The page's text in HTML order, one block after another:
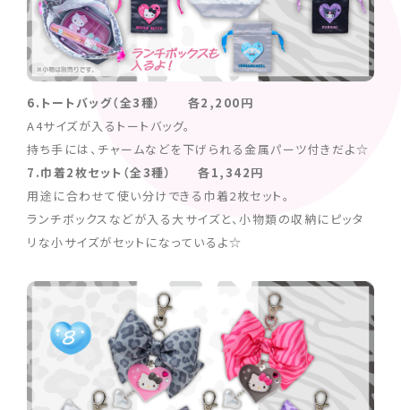
6.トートバッグ（全3種） 各2,200円
A4サイズが入るトートバッグ。
持ち手には、チャームなどを下げられる金属パーツ付きだよ☆
7.巾着2枚セット（全3種） 各1,342円
用途に合わせて使い分けできる巾着2枚セット。
ランチボックスなどが入る大サイズと、小物類の収納にピッタ
リな小サイズがセットになっているよ☆